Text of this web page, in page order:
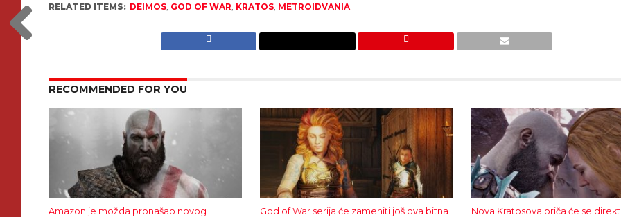
RELATED ITEMS: DEIMOS GOD OF WAR KRATOS METROIDVANIA
RECOMMENDED FOR YOU
Amazon je možda pronašao novog
God of War serija će zameniti još dva bitna
Nova Kratosova priča će se